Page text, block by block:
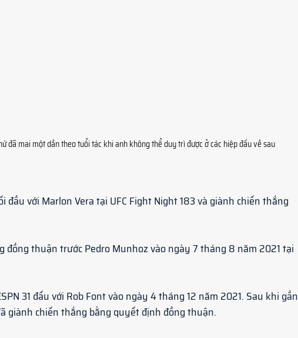
đã mai một dần theo tuổi tác khi anh không thể duy trì được ở các hiệp đấu về sau
đầu với Marlon Vera tại UFC Fight Night 183 và giành chiến thắng
đồng thuận trước Pedro Munhoz vào ngày 7 tháng 8 năm 2021 tại
31 đấu với Rob Font vào ngày 4 tháng 12 năm 2021. Sau khi gần
giành chiến thắng bằng quyết định đồng thuận.